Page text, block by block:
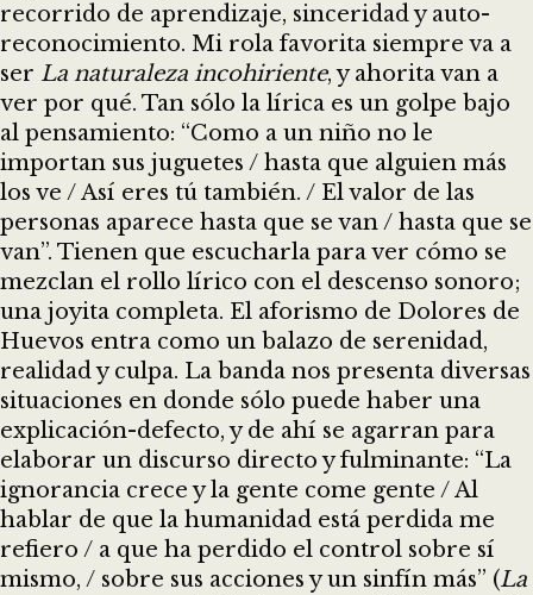
recorrido de aprendizaje, sinceridad y auto-
reconocimiento. Mi rola favorita siempre va a
ser La naturaleza incohiriente, y ahorita van a
ver por qué. Tan sólo la lírica es un golpe bajo
al pensamiento: “Como a un niño no le
importan sus juguetes / hasta que alguien más
los ve / Así eres tú también. / El valor de las
personas aparece hasta que se van / hasta que se
van”. Tienen que escucharla para ver cómo se
mezclan el rollo lírico con el descenso sonoro;
una joyita completa. El aforismo de Dolores de
Huevos entra como un balazo de serenidad,
realidad y culpa. La banda nos presenta diversas
situaciones en donde sólo puede haber una
explicación-defecto, y de ahí se agarran para
elaborar un discurso directo y fulminante: “La
ignorancia crece y la gente come gente / Al
hablar de que la humanidad está perdida me
refiero / a que ha perdido el control sobre sí
mismo, / sobre sus acciones y un sinfín más” (La